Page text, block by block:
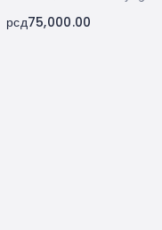
рсд75,000.00